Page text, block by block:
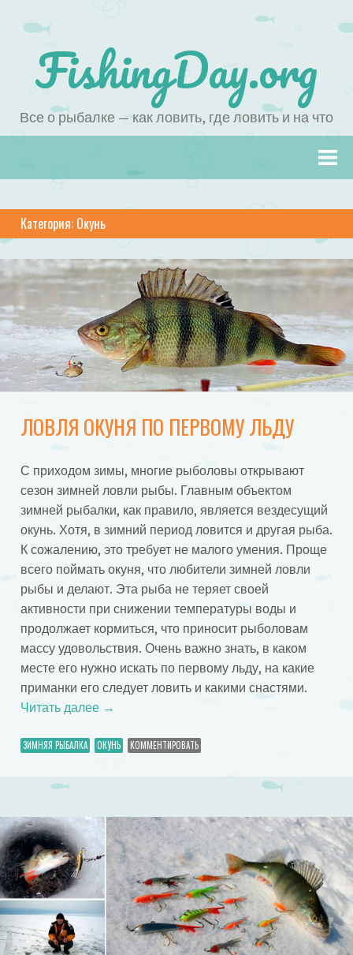
FishingDay.org
Все о рыбалке — как ловить, где ловить и на что
Категория: Окунь
ЛОВЛЯ ОКУНЯ ПО ПЕРВОМУ ЛЬДУ
С приходом зимы, многие рыболовы открывают
сезон зимней ловли рыбы. Главным объектом
зимней рыбалки, как правило, является вездесущий
окунь. Хотя, в зимний период ловится и другая рыба.
К сожалению, это требует не малого умения. Проще
всего поймать окуня, что любители зимней ловли
рыбы и делают. Эта рыба не теряет своей
активности при снижении температуры воды и
продолжает кормиться, что приносит рыболовам
массу удовольствия. Очень важно знать, в каком
месте его нужно искать по первому льду, на какие
приманки его следует ловить и какими снастями.
Читать далее →
ЗИМНЯЯ РЫБАЛКА ОКУНЬ КОММЕНТИРОВАТЬ